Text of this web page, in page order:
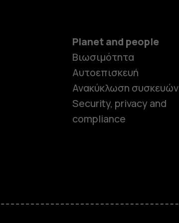
Planet and people
Βιωσιμότητα
Αυτοεπισκευή
Ανακύκλωση συσκευών
Security, privacy and
compliance